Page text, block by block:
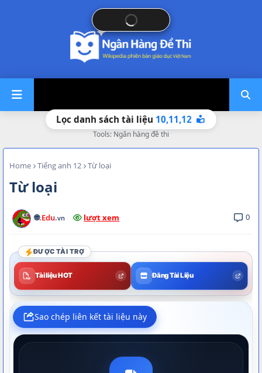
Lọc danh sách tài liệu 10,11,12
Tools: Ngân hàng đề thi
Home Tiếng anh 12 Từ loại
Từ loại
🌐.Edu.vn lượt xem 0
ĐƯỢC TÀI TRỢ
Tài liệu HOT Đăng Tài Liệu